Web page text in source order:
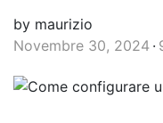
by maurizio
Novembre 30, 2024